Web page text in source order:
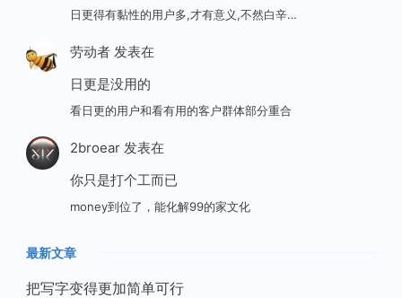
日更得有黏性的用户多,才有意义,不然白辛…
劳动者发表在
日更是没用的
看日更的用户和看有用的客户群体部分重合
2broear发表在
你只是打个工而已
money到位了，能化解99的家文化
最新文章
把写字变得更加简单可行